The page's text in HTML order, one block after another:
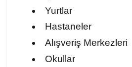
Yurtlar
Hastaneler
Alışveriş Merkezleri
Okullar